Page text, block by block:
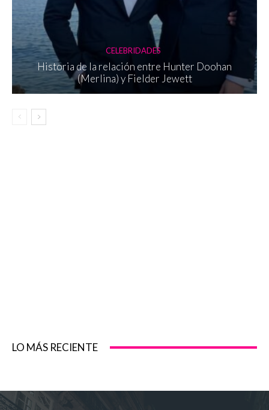
CELEBRIDADES
Historia de la relación entre Hunter Doohan
(Merlina) y Fielder Jewett
LO MÁS RECIENTE